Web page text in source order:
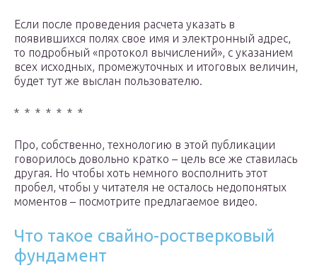
Если после проведения расчета указать в
появившихся полях свое имя и электронный адрес,
то подробный «протокол вычислений», с указанием
всех исходных, промежуточных и итоговых величин,
будет тут же выслан пользователю.
* * * * * * *
Про, собственно, технологию в этой публикации
говорилось довольно кратко – цель все же ставилась
другая. Но чтобы хоть немного восполнить этот
пробел, чтобы у читателя не осталось недопонятых
моментов – посмотрите предлагаемое видео.
Что такое свайно-ростверковый
фундамент